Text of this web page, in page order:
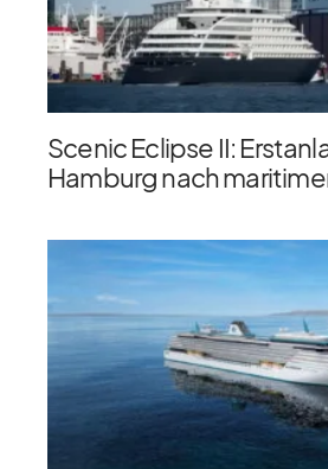
Scenic Eclipse II:
Hamburg nach